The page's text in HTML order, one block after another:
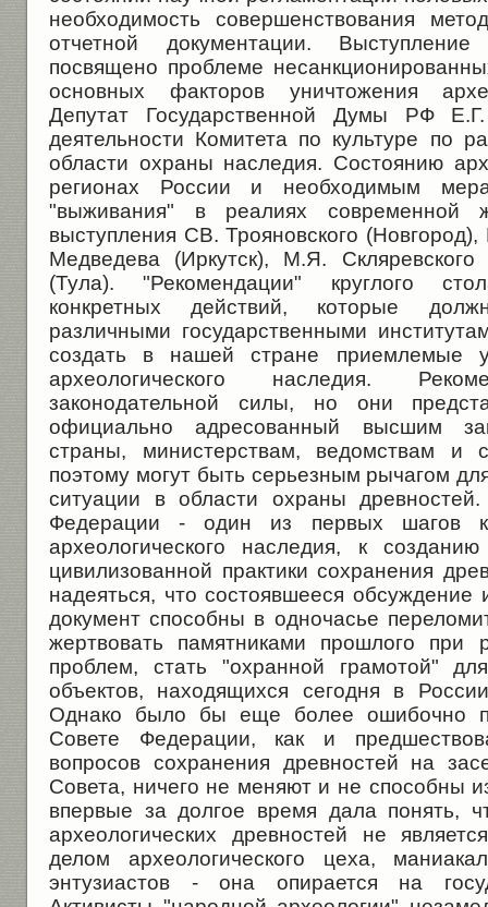
необходимость совершенствования
отчетной документации.
посвящено проблеме
основных факторов уничтожения
Депутат Государственной Думы РФ
деятельности Комитета по культуре по
области охраны наследия. Состоянию
регионах России и необходимым
"выживания" в реалиях современной
выступления СВ. Трояновского
Медведева (Иркутск), М.Я. Скляревского
(Тула). "Рекомендации" круглого
конкретных действий, которые
различными государственными
создать в нашей стране приемлемые
археологического наследия.
законодательной силы, но они
официально адресованный высшим
страны, министерствам, ведомствам и
поэтому могут быть серьезным рычагом
ситуации в области охраны
Федерации - один из первых шагов к
археологического наследия, к
цивилизованной практики сохранения
надеяться, что состоявшееся обсуждение
документ способны в одночасье
жертвовать памятниками прошлого
проблем, стать "охранной грамотой"
объектов, находящихся сегодня в
Однако было бы еще более ошибочно
Совете Федерации, как и
вопросов сохранения древностей на
Совета, ничего не меняют и не способны
впервые за долгое время дала понять,
археологических древностей не
делом археологического цеха,
энтузиастов - она опирается на